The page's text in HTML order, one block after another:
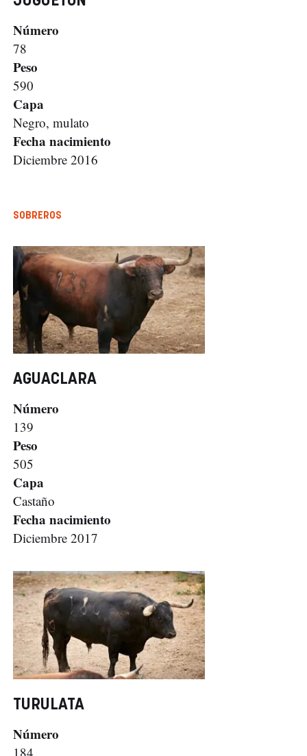
Número
78
Peso
590
Capa
Negro, mulato
Fecha nacimiento
Diciembre 2016
SOBREROS
AGUACLARA
Número
139
Peso
505
Capa
Castaño
Fecha nacimiento
Diciembre 2017
TURULATA
Número
184